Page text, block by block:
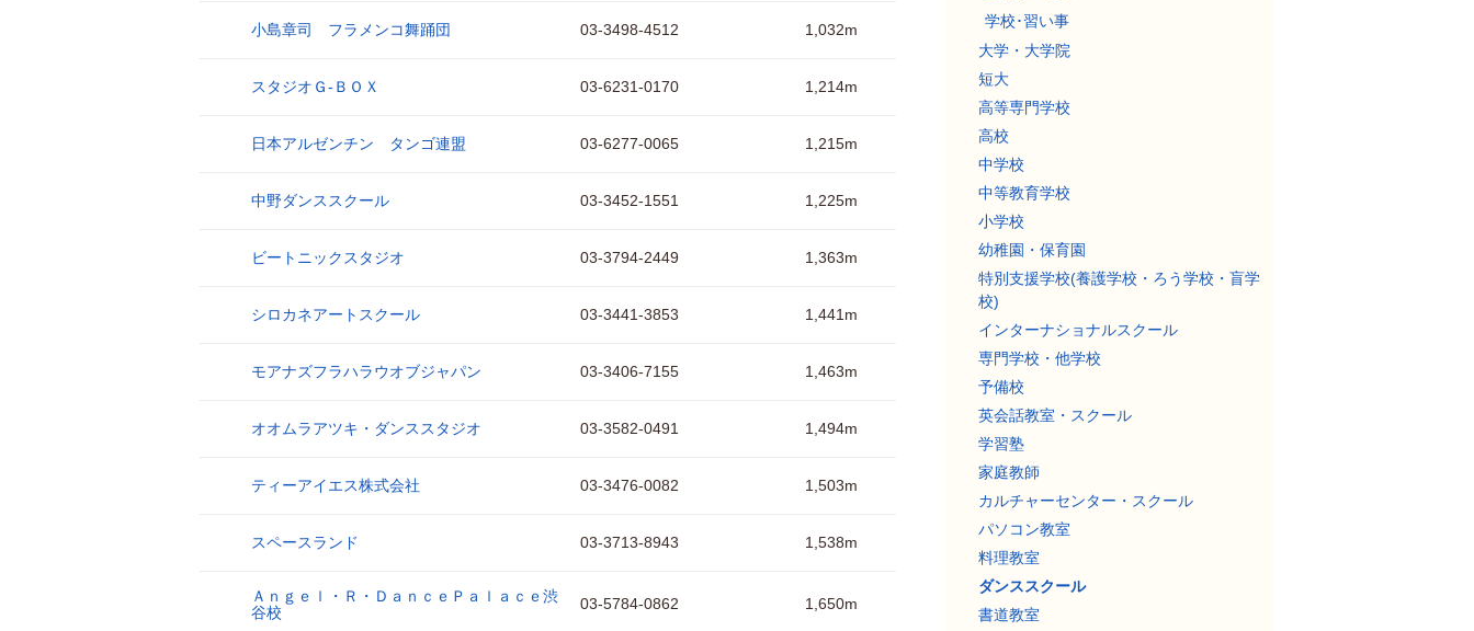
小島章司 フラメンコ舞踊団 03-3498-4512 1,032m
スタジオＧ‐ＢＯＸ 03-6231-0170 1,214m
日本アルゼンチン タンゴ連盟 03-6277-0065 1,215m
中野ダンススクール 03-3452-1551 1,225m
ビートニックスタジオ 03-3794-2449 1,363m
シロカネアートスクール 03-3441-3853 1,441m
モアナズフラハラウオブジャパン 03-3406-7155 1,463m
オオムラアツキ・ダンススタジオ 03-3582-0491 1,494m
ティーアイエス株式会社 03-3476-0082 1,503m
スペースランド 03-3713-8943 1,538m
Ａｎｇｅｌ・Ｒ・ＤａｎｃｅＰａｌａｃｅ渋
谷校
03-5784-0862 1,650m
学校･習い事
大学・大学院
短大
高等専門学校
高校
中学校
中等教育学校
小学校
幼稚園・保育園
特別支援学校(養護学校・ろう学校・盲学
校)
インターナショナルスクール
専門学校・他学校
予備校
英会話教室・スクール
学習塾
家庭教師
カルチャーセンター・スクール
パソコン教室
料理教室
ダンススクール
書道教室